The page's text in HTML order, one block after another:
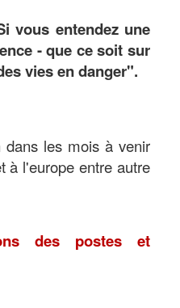
vous entendez une
- que ce soit sur
vies en danger".
dans les mois à venir
à l'europe entre autre
des postes et